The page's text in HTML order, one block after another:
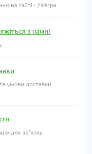
на сайті - 299грн
з нами!
умови доставки
для зв'язку